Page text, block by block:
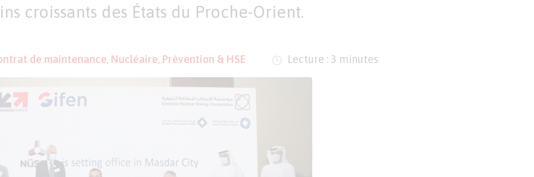
croissants des États du Proche-Orient.
de maintenance, Nucléaire, Prévention & HSE Lecture : 3 minutes